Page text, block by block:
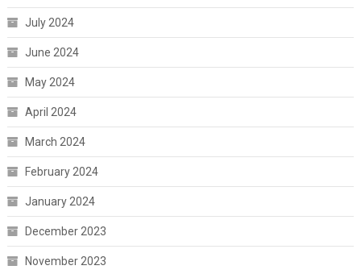
July 2024
June 2024
May 2024
April 2024
March 2024
February 2024
January 2024
December 2023
November 2023